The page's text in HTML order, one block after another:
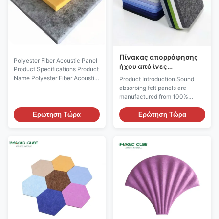
Polyester Fiber Acoustic Panel
Product Specifications Product
Name Polyester Fiber Acoustic
/ 12mm / 24mm Color More
than 48 colors options
Size 1220*2440mm /
1200*600mm (custom sizes
Ερώτηση Τώρα
Πίνακας απορρόφησης
ήχου από ίνες
πολυεστέρας Υλικό
ηχομόνωσης τοίχου
Καταγραφή στούντιο
Product Introduction Sound
absorbing felt panels are
manufactured from 100%
recyclable polyester fibers
through high-temperature
pressing. The inherent porous
performance, while the
minimalist design acts as a
practical decorative material.
This ...
Ερώτηση Τώρα